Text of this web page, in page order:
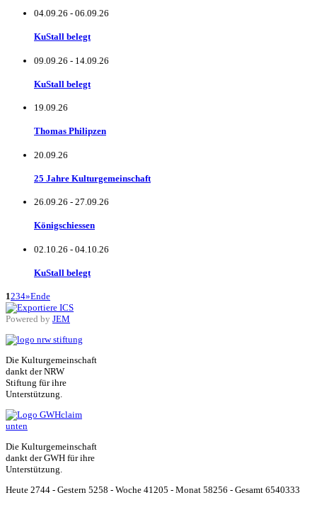
04.09.26 - 06.09.26
KuStall belegt
09.09.26 - 14.09.26
KuStall belegt
19.09.26
Thomas Philipzen
20.09.26
25 Jahre Kulturgemeinschaft
26.09.26 - 27.09.26
Königschiessen
02.10.26 - 04.10.26
KuStall belegt
1234»Ende
Powered by JEM
Die Kulturgemeinschaft
dankt der NRW
Stiftung für ihre
Unterstützung.
Die Kulturgemeinschaft
dankt der GWH für ihre
Unterstützung.
Heute 2744 - Gestern 5258 - Woche 41205 - Monat 58256 - Gesamt 6540333